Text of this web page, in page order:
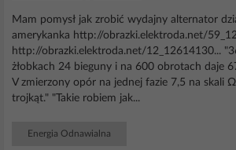
Mam pomysł jak zrobić wydajny alternator
amerykanka http://obrazki.elektroda.net/
http://obrazki.elektroda.net/12_12614130...
żłobkach 24 bieguny i na 600 obrotach daje
V zmierzony opór na jednej fazie 7,5 na skali
trojkąt." "Takie robiem jak...
Energia Odnawialna